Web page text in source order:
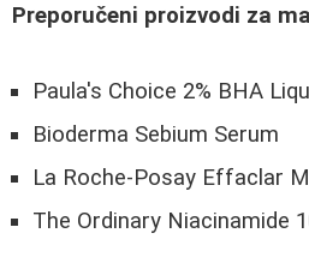
Preporučeni proizvodi za
Paula's Choice 2% BHA
Bioderma Sebium Serum
La Roche-Posay Effaclar
The Ordinary Niacinamide